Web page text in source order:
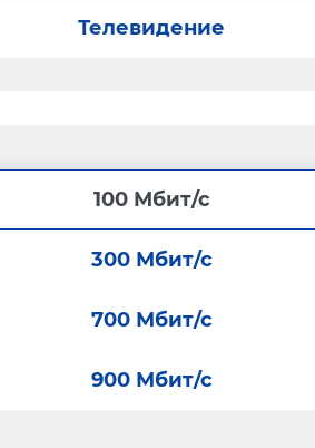
Телевидение
100 Мбит/с
300 Мбит/с
700 Мбит/с
900 Мбит/с